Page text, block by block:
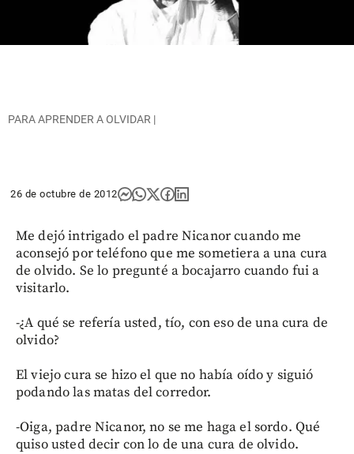
PARA APRENDER A OLVIDAR |
26 de octubre de 2012
Me dejó intrigado el padre Nicanor cuando me
aconsejó por teléfono que me sometiera a una cura
de olvido. Se lo pregunté a bocajarro cuando fui a
visitarlo.
-¿A qué se refería usted, tío, con eso de una cura de
olvido?
El viejo cura se hizo el que no había oído y siguió
podando las matas del corredor.
-Oiga, padre Nicanor, no se me haga el sordo. Qué
quiso usted decir con lo de una cura de olvido.